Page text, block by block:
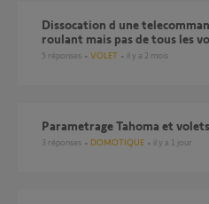
dissocation d une telecommande somfy rts d un volet
roulant mais pas de tous les
5 réponses VOLET il y a 2 mois
Parametrage Tahoma et
3 réponses DOMOTIQUE il y a 1 jour